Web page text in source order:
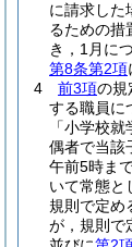
に請求した
るための措
き，1月に
第8条第2項
4
前3項の規
する職員に
「小学校
偶者で当該
午前5時ま
いて常態と
規則で定め
が，規則で